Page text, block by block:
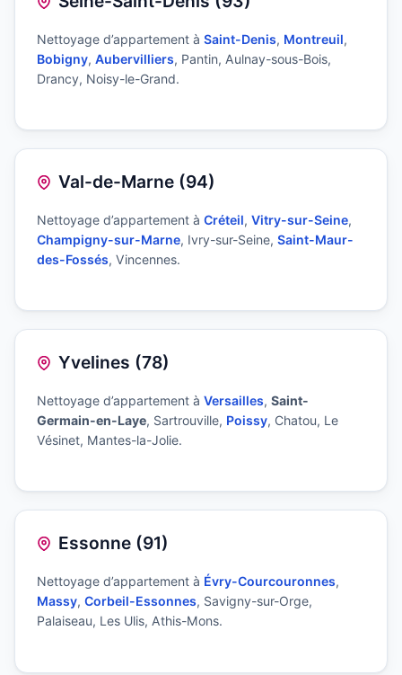
Nettoyage d’appartement à Saint-Denis, Montreuil,
Bobigny, Aubervilliers, Pantin, Aulnay-sous-Bois,
Drancy, Noisy-le-Grand.
Val-de-Marne (94)
Nettoyage d’appartement à Créteil, Vitry-sur-Seine,
Champigny-sur-Marne, Ivry-sur-Seine, Saint-Maur-
des-Fossés, Vincennes.
Yvelines (78)
Nettoyage d’appartement à Versailles, Saint-
Germain-en-Laye, Sartrouville, Poissy, Chatou, Le
Vésinet, Mantes-la-Jolie.
Essonne (91)
Nettoyage d’appartement à Évry-Courcouronnes,
Massy, Corbeil-Essonnes, Savigny-sur-Orge,
Palaiseau, Les Ulis, Athis-Mons.